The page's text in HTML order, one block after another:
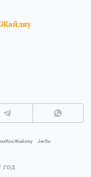
JerSu
год